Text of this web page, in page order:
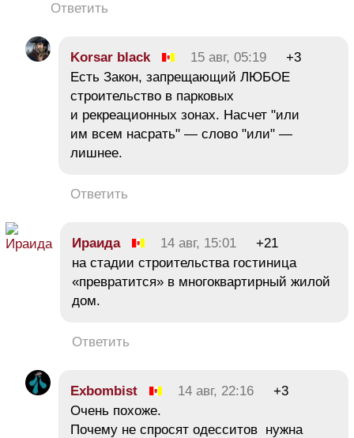
Ответить
Korsar black 15 авг, 05:19
+3
Есть Закон, запрещающий ЛЮБОЕ
строительство в парковых
и рекреационных зонах. Насчет "или
им всем насрать" — слово "или" —
лишнее.
Ответить
Ираида 14 авг, 15:01
+21
на стадии строительства гостиница
«превратится» в многоквартирный жилой
дом.
Ответить
Exbombist 14 авг, 22:16
+3
Очень похоже.
Почему не спросят одесситов нужна